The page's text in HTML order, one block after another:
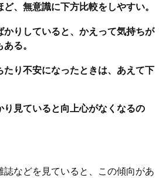
、無意識に下方比較をしやすい。
かりしていると、かえって気持ちが
る。
たり不安になったときは、あえて下
り見ていると向上心がなくなるの
などを見ていると、この傾向があ